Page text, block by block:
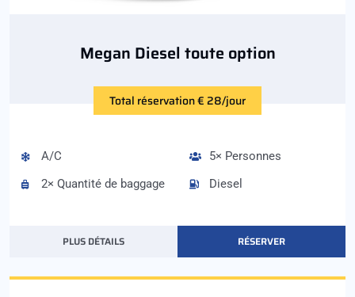
Megan Diesel toute option
Total réservation € 28/jour
A/C
2× Quantité de baggage
5× Personnes
Diesel
PLUS DÉTAILS RÉSERVER